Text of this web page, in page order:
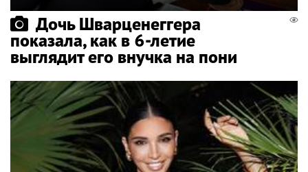
Дочь Шварценеггера
показала, как в 6-летие
выглядит его внучка на пони